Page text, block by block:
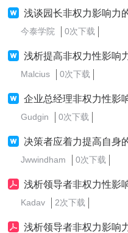
浅谈园长非权力影响力
今泰学院 0次下载
浅析提高非权力性影响
Malcius 0次下载
企业总经理非权力性影
Gudgin 0次下载
决策者应着力提高自身
Jwwindham 0次下载
浅析领导者非权力性影
Kadav 2次下载
浅析领导者非权力影响